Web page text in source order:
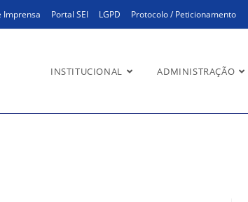
Imprensa Portal SEI LGPD Protocolo / Peticionamento
INSTITUCIONAL ADMINISTRAÇÃO